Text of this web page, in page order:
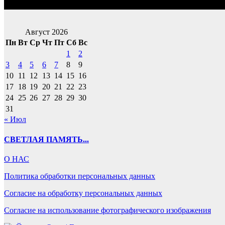
Август 2026
Пн Вт Ср Чт Пт Сб Вс
1
2
3
4 5 6 7 8
9
10 11 12 13 14 15 16
17 18 19 20 21 22 23
24 25 26 27 28 29 30
31
« Июл
СВЕТЛАЯ ПАМЯТЬ...
О НАС
Политика обработки персональных данных
Согласие на обработку персональных данных
Согласие на использование фотографического изображения